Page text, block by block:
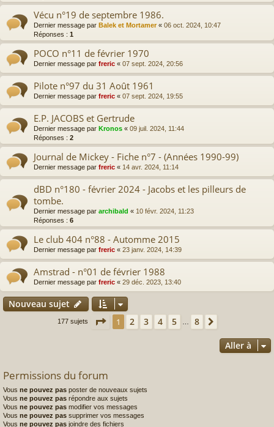
Vécu n°19 de septembre 1986.
Dernier message par Balek et Mortamer« 06 oct. 2024, 10:47
Réponses : 1
POCO n°11 de février 1970
Dernier message par freric « 07 sept. 2024, 20:56
Pilote n°97 du 31 Août 1961
Dernier message par freric « 07 sept. 2024, 19:55
E.P. JACOBS et Gertrude
Dernier message par Kronos « 09 juil. 2024, 11:44
Réponses : 2
Journal de Mickey - Fiche n°7 - (Années 1990-99)
Dernier message par freric « 14 avr. 2024, 11:14
dBD n°180 - février 2024 - Jacobs et les pilleurs de
tombe.
Dernier message par archibald « 10 févr. 2024, 11:23
Réponses : 6
Le club 404 n°88 - Automme 2015
Dernier message par freric « 23 janv. 2024, 14:39
Amstrad - n°01 de février 1988
Dernier message par freric « 29 déc. 2023, 13:40
Nouveau sujet
177 sujets Page 1sur
1 2 3 4 5 8
Aller à
Permissions du forum
Vous ne pouvez pas poster de nouveaux sujets
Vous ne pouvez pas répondre aux sujets
Vous ne pouvez pas modifier vos messages
Vous ne pouvez pas supprimer vos messages
Vous ne pouvez pas joindre des fichiers